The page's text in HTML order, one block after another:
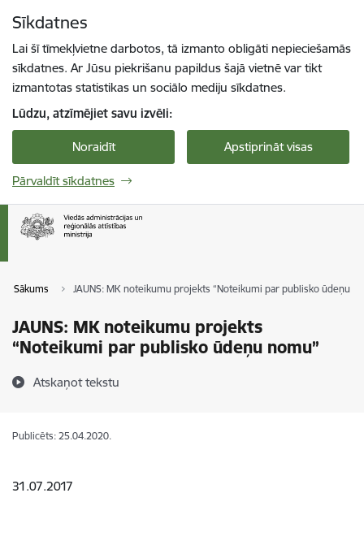
Sīkdatnes
Lai šī tīmekļvietne darbotos, tā izmanto obligāti nepieciešamās
sīkdatnes. Ar Jūsu piekrišanu papildus šajā vietnē var tikt
izmantotas statistikas un sociālo mediju sīkdatnes.
Lūdzu, atzīmējiet savu izvēli:
Noraidīt Apstiprināt visas
Pārvaldīt sīkdatnes
Sākums JAUNS: MK noteikumu projekts “Noteikumi par publisko ūdeņu
JAUNS: MK noteikumu projekts
“Noteikumi par publisko ūdeņu nomu”
Atskaņot tekstu
Publicēts: 25.04.2020.
31.07.2017